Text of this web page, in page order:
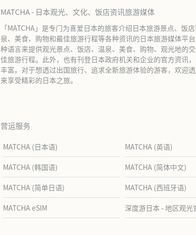
MATCHA - 日本观光、文化、饭店资讯旅游媒体
「MATCHA」是专门为喜爱日本的旅客介绍日本旅游景点、饭
泉、美食、购物和最佳旅游行程等各种资讯的日本旅游媒体平
种语言来提供观光景点、饭店、温泉、美食、购物、观光地的
佳旅游行程。此外，也有刊登日本政府机关和企业的官方资讯
丰富。对于想透过出国旅行、追求全新旅游体验的游客，欢迎透
来享受精彩的日本之旅。
营运服务
MATCHA (日本语) MATCHA (英语)
MATCHA (韩国语) MATCHA (简体中文)
MATCHA (简单日语) MATCHA (西班牙语)
MATCHA eSIM 深度游日本 - 地区观光